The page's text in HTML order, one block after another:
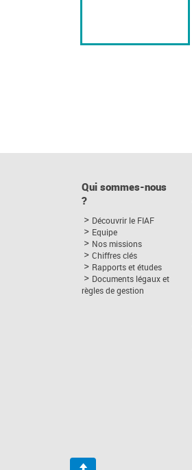
Qui sommes-nous
?
Découvrir le FIAF
Equipe
Nos missions
Chiffres clés
Rapports et études
Documents légaux et
règles de gestion